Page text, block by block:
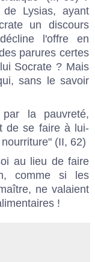
Lysias, ayant
un discours
l'offre en
parures certes
Socrate ? Mais
sans le savoir
la pauvreté,
de se faire à lui-
(II, 62)
au lieu de faire
comme si les
ne valaient
!